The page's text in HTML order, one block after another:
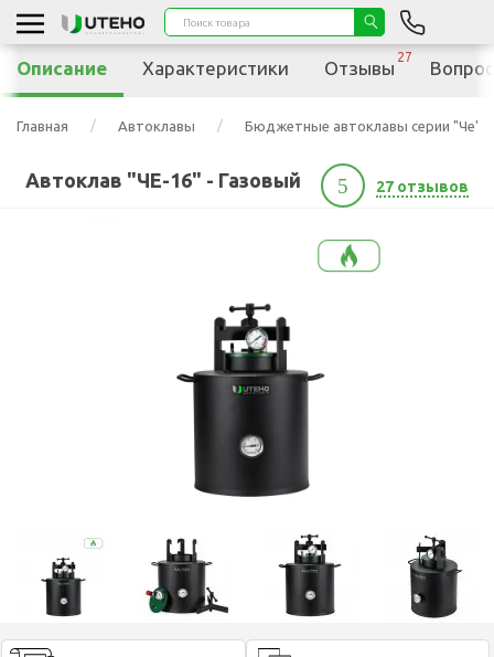
Главная Автоклавы Бюджетные автоклавы серии "Че"
Автоклав "ЧЕ-16" - Газовый 5 27 отзывов
Описание Характеристики Отзывы
27